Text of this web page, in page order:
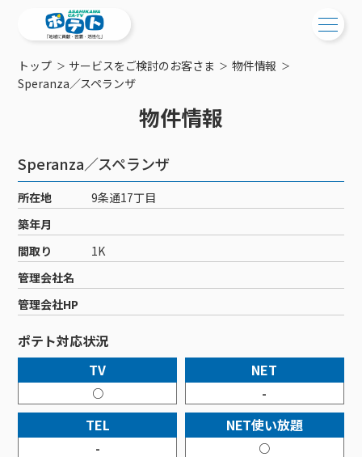
ご検討中の方
工事・配線について
新居をご検討中の方へ
ポテトを導入している集合住宅
物件情報
特典・キャンペーン
おトクな割引サービス
ご加入中の方
ご加入中のサービス確認・変更
WEBメール
サポートサービス
サポートサービストップ
リモートコール
回線速度測定
接続・設定⽅法
訪問サポート＆サポートパックサービス料⾦表
新着情報
メンテナンス・障害情報
ポテトからのプレゼント
イベントカレンダー
講座のご案内
サービス案内
サービス案内
ケーブルテレビ
ケーブルテレビトップ
チャンネル紹介
料⾦プラン
NHK衛星受信料団体⼀括⽀払
機器⼀覧
インターネット
インターネットトップ
料⾦プラン
Wi-Fiサービス
ポテトホーム防犯カメラ
オプションサービス
インターネットギガシェアプラン
固定電話
固定電話トップ
基本料⾦・通話料⾦
オプションサービス
auスマートバリュー
auまとめトーク
ポテトスマートフォントップ
料⾦プラン
機種⼀覧
オプションサービス
でんき
でんきトップ
ポラリンでんき×ポテト
ポテトでんき
暮らしを快適にするサービス
暮らしを快適にするサービストップ
ポテトライフメール
コミチャン
お困りの方はこちら
会社案内
メンテナンス
障害情報
トップ サービスをご検討のお客さま
物件情報
Speranza／スペランザ
物件情報
Speranza／スペランザ
所在地
9条通17丁目
築年月
間取り
1K
管理会社名
管理会社HP
ポテト対応状況
TV
○
NET
-
TEL
-
NET使い放題
○